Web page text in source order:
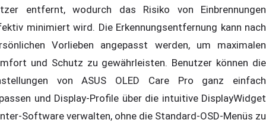
entfernt, wodurch das Risiko von Einbrennungen
minimiert wird. Die Erkennungsentfernung kann nach
Vorlieben angepasst werden, um maximalen
und Schutz zu gewährleisten. Benutzer können die
von ASUS OLED Care Pro ganz einfach
und Display-Profile über die intuitive DisplayWidget
Software verwalten, ohne die Standard-OSD-Menüs zu